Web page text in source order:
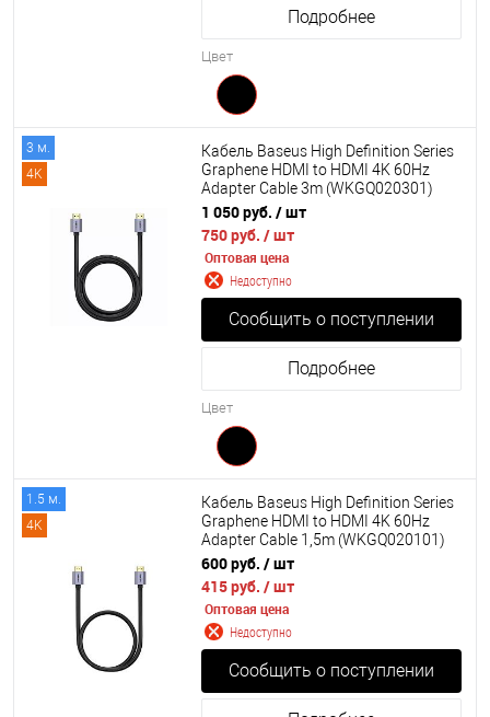
Подробнее
Цвет
3 м.
4K
Кабель Baseus High Definition Series
Graphene HDMI to HDMI 4K 60Hz
Adapter Cable 3m (WKGQ020301)
1 050 руб. / шт
750 руб. / шт
Оптовая цена
Недоступно
Сообщить о поступлении
Подробнее
Цвет
1.5 м.
4K
Кабель Baseus High Definition Series
Graphene HDMI to HDMI 4K 60Hz
Adapter Cable 1,5m (WKGQ020101)
600 руб. / шт
415 руб. / шт
Оптовая цена
Недоступно
Сообщить о поступлении